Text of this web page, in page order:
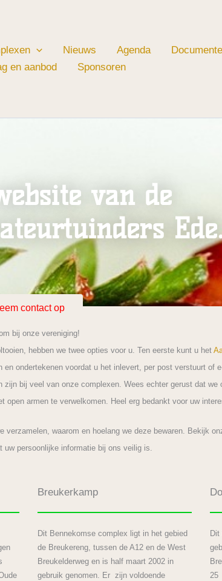
Nieuws Agenda
en aanbod Sponsoren
van de
contact op
bij onze vereniging!
hebben we twee opties voor u. Ten eerste kunt u het
ondertekenen voordat u het inlevert, per post verstuurt of
bij veel van onze complexen. Wees echter gerust dat
open armen te verwelkomen. Heel erg bedankt voor uw
waarom en hoelang we deze bewaren. Bekijk
uw persoonlijke informatie bij ons veilig is.
Breukerkamp
Dit Bennekomse complex ligt in het gebied
de Breukereng, tussen de A12 en de West
Breukelderweg en is half maart 2002 in
gebruik genomen. Er zijn voldoende
Dit
25